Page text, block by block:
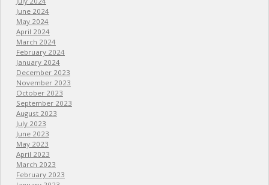
June 2024
May 2024
April 2024
March 2024
February 2024
January 2024
December 2023
November 2023
October 2023
September 2023
August 2023
July 2023
June 2023
May 2023
April 2023
March 2023
February 2023